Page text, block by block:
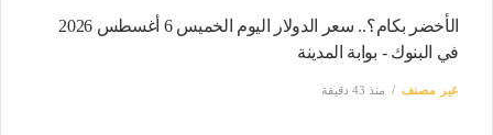
الأخضر بكام؟.. سعر الدولار اليوم الخميس 6 أغسطس 2026
في البنوك - بوابة المدينة
غير مصنف منذ 43 دقيقة